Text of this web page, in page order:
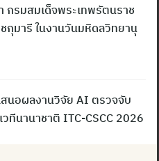
กรมสมเด็จพระเทพรัตนราช
กุมารี ในงานวันมหิดลวิทยานุ
สนอผลงานวิจัย AI ตรวจจับ
วทีนานาชาติ ITC-CSCC 2026